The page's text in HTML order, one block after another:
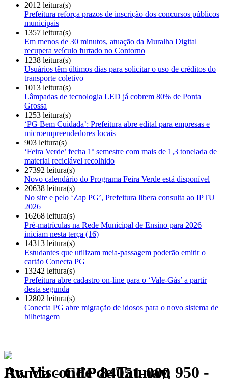
2012 leitura(s)
Prefeitura reforça prazos de inscrição dos concursos públicos
municipais
1357 leitura(s)
Em menos de 30 minutos, atuação da Muralha Digital
recupera veículo furtado no Contorno
1238 leitura(s)
Usuários têm últimos dias para solicitar o uso de créditos do
transporte coletivo
1013 leitura(s)
Lâmpadas de tecnologia LED já cobrem 80% de Ponta
Grossa
1253 leitura(s)
‘PG Bem Cuidada’: Prefeitura abre edital para empresas e
microempreendedores locais
903 leitura(s)
‘Feira Verde’ fecha 1º semestre com mais de 1,3 tonelada de
material reciclável recolhido
27392 leitura(s)
Novo calendário do Programa Feira Verde está disponível
20638 leitura(s)
No site e pelo ‘Zap PG’, Prefeitura libera consulta ao IPTU
2026
16268 leitura(s)
Pré-matrículas na Rede Municipal de Ensino para 2026
iniciam nesta terça (16)
14313 leitura(s)
Estudantes que utilizam meia-passagem poderão emitir o
cartão Conecta PG
13242 leitura(s)
Prefeitura abre cadastro on-line para o ‘Vale-Gás’ a partir
desta segunda
12802 leitura(s)
Conecta PG abre migração de idosos para o novo sistema de
bilhetagem
Av. Visconde de Taunay, 950 - Ronda - CEP 84051-000